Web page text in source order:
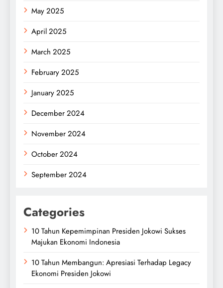
May 2025
April 2025
March 2025
February 2025
January 2025
December 2024
November 2024
October 2024
September 2024
Categories
10 Tahun Kepemimpinan Presiden Jokowi Sukses
Majukan Ekonomi Indonesia
10 Tahun Membangun: Apresiasi Terhadap Legacy
Ekonomi Presiden Jokowi